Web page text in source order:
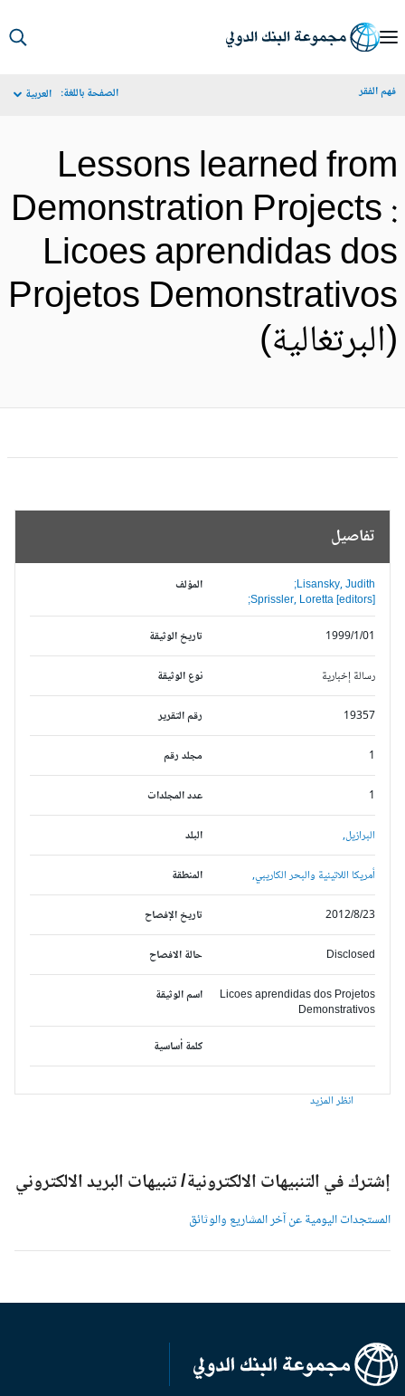
الفقر الصفحة باللغة: العربية
Lessons learned
Demonstration
Licoes aprendidas
Projetos
تفاصيل
المؤلف
Lisansky, Judith;
Sprissler, Loretta [editors];
تاريخ الوثيقة
1999/1/01
نوع الوثيقة رسالة إخبارية
رقم التقرير 19357
مجلد رقم
عدد المجلدات
البلد البرازيل,
المنطقة أمريكا اللاتينية والبحر الكاريبي,
تاريخ الإفصاح 2012/8/23
حالة الافصاح Disclosed
اسم الوثيقة
Licoes aprendidas dos Projetos
Demonstrativos
كلمة أساسية
انظر المزيد
إشترك في التنبيهات الالكترونية/ تنبيهات البريد الالكتروني
المستجدات اليومية عن آخر المشاريع والوثائق